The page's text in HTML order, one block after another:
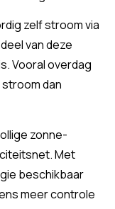
zelf stroom via
van deze
Vooral overdag
dan
zonne-
Met
beschikbaar
meer controle